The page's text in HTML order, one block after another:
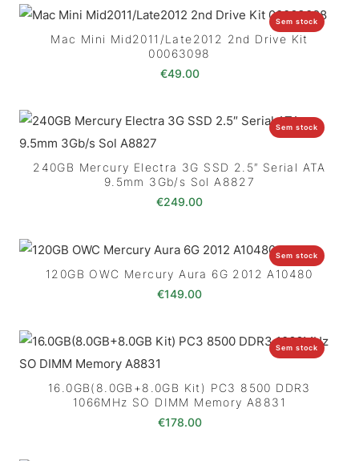
Sem stock
Mac Mini Mid2011/Late2012 2nd Drive Kit
00063098
€49.00
Sem stock
240GB Mercury Electra 3G SSD 2.5″ Serial ATA
9.5mm 3Gb/s Sol A8827
€249.00
Sem stock
120GB OWC Mercury Aura 6G 2012 A10480
€149.00
Sem stock
16.0GB(8.0GB+8.0GB Kit) PC3 8500 DDR3
1066MHz SO DIMM Memory A8831
€178.00